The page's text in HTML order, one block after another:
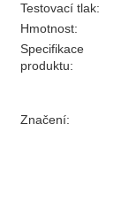
Testovací tlak:
Hmotnost:
Specifikace
produktu:
Značení: